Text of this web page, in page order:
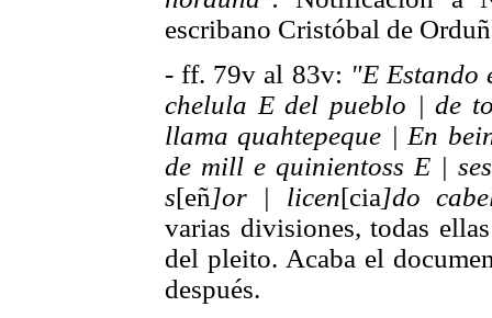
escribano Cristóbal de
- ff. 79v al 83v: "E Estando
chelula E del pueblo | de
llama quahtepeque | En
de mill e quinientoss E |
s[eñ]or | licen[cia]do
varias divisiones, todas
del pleito. Acaba el
después.